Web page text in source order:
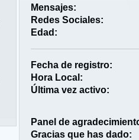
Mensajes:
Redes Sociales:
Edad:
Fecha de registro:
Hora Local:
Última vez activo:
Panel de
Gracias que has dado: